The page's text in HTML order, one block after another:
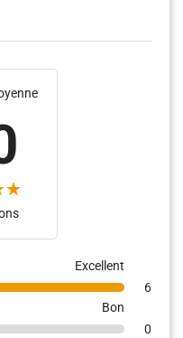
Excellent
6
Bon
0